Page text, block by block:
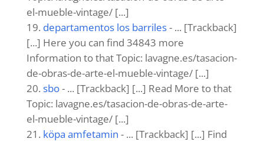
el-mueble-vintage/ [...]
departamentos los barriles- ... [Trackback]
[...] Here you can find 34843 more
Information to that Topic: lavagne.es/tasacion-
de-obras-de-arte-el-mueble-vintage/ [...]
sbo- ... [Trackback] [...] Read More to that
Topic: lavagne.es/tasacion-de-obras-de-arte-
el-mueble-vintage/ [...]
köpa amfetamin - ... [Trackback] [...] Find